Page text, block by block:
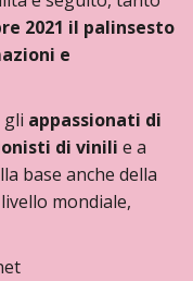
2021 il palinsesto
e
gli appassionati di
di vinili e a
base anche della
mondiale,